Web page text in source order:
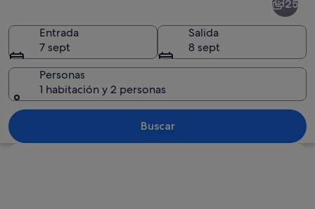
Un pabellón en un parque con
25
Entrada
7 sept
Salida
8 sept
Personas
1 habitación y 2 personas
Buscar